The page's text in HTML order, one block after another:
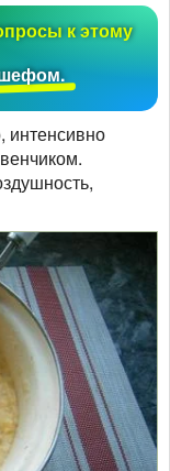
к этому
интенсивно